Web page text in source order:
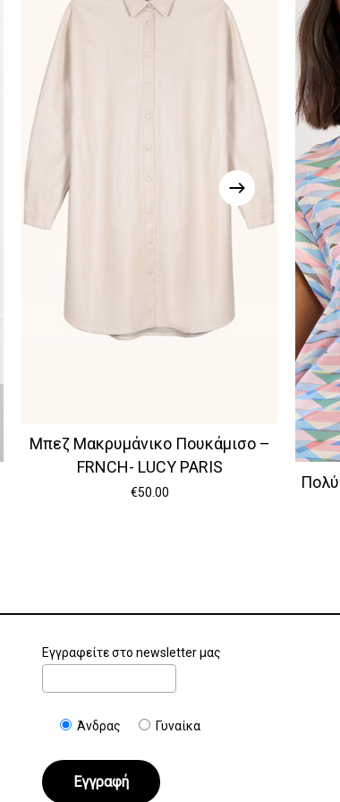
Μπεζ Μακρυμάνικο Πουκάμισο –
FRNCH- LUCY PARIS
€50.00
Εγγραφείτε στο newsletter μας
Άνδρας Γυναίκα